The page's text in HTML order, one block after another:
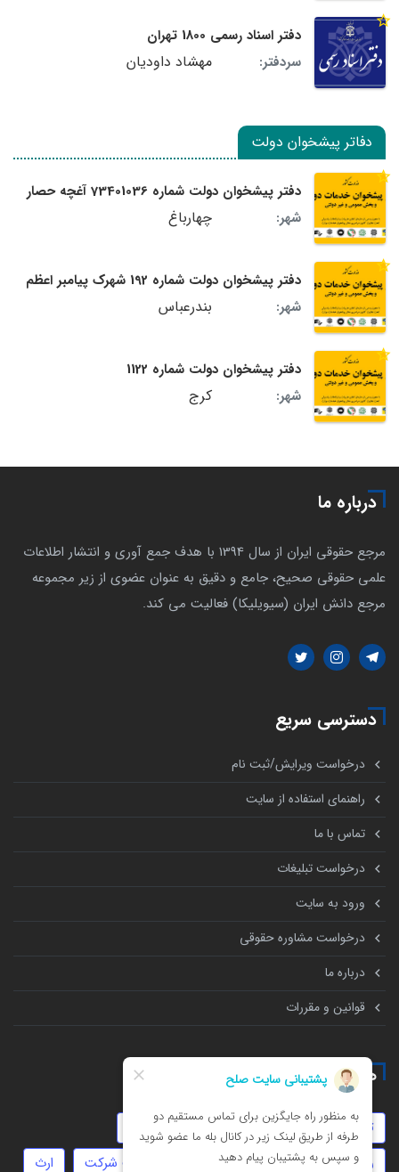
دفتر اسناد رسمی 1800 تهران
سردفتر:
مهشاد داودیان
دفاتر پیشخوان دولت
دفتر پیشخوان دولت شماره 73401036 آغچه حصار
شهر:
چهارباغ
دفتر پیشخوان دولت شماره 192 شهرک پیامبر اعظم
شهر:
بندرعباس
دفتر پیشخوان دولت شماره 1122
شهر:
کرج
درباره ما
مرجع حقوقی ایران از سال 1394 با هدف جمع آوری و انتشار اطلاعات
علمی حقوقی صحیح، جامع و دقیق به عنوان عضوی از زیر مجموعه
مرجع دانش ایران (سیویلیکا) فعالیت می کند.
دسترسی سریع
درخواست ویرایش/ثبت نام
راهنمای استفاده از سایت
تماس با ما
درخواست تبلیغات
ورود به سایت
درخواست مشاوره حقوقی
درباره ما
قوانین و مقررات
همه چیز درباره
تنظیم قرارداد سرقت
موجر و مستاجر
روابط نامشروع
سفته ثبت شرکت ارث